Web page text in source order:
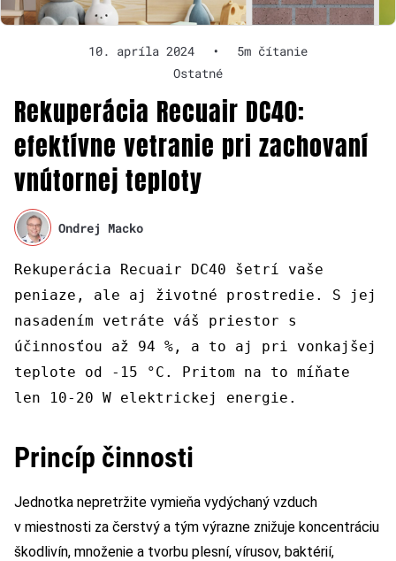
10. apríla 2024 •
5m čítanie
Ostatné
Rekuperácia Recuair DC40:
efektívne vetranie pri zachovaní
vnútornej teploty
Ondrej Macko
Rekuperácia Recuair DC40 šetrí vaše
peniaze, ale aj životné prostredie. S jej
nasadením vetráte váš priestor s
účinnosťou až 94 %, a to aj pri vonkajšej
teplote od -15 °C. Pritom na to míňate
len 10-20 W elektrickej energie.
Princíp činnosti
Jednotka nepretržite vymieňa vydýchaný vzduch
v miestnosti za čerstvý a tým výrazne znižuje koncentráciu
škodlivín, množenie a tvorbu plesní, vírusov, baktérií,